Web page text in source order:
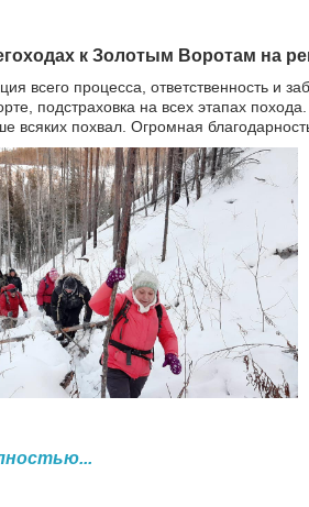
к Золотым Воротам на
всего процесса, ответственность и
подстраховка на всех этапах
всяких похвал. Огромная